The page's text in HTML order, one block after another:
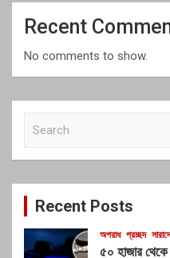
Recent
No comments to show.
c
Recent Posts
অপরাধ প্রচ্ছদ
৫০ হাজার